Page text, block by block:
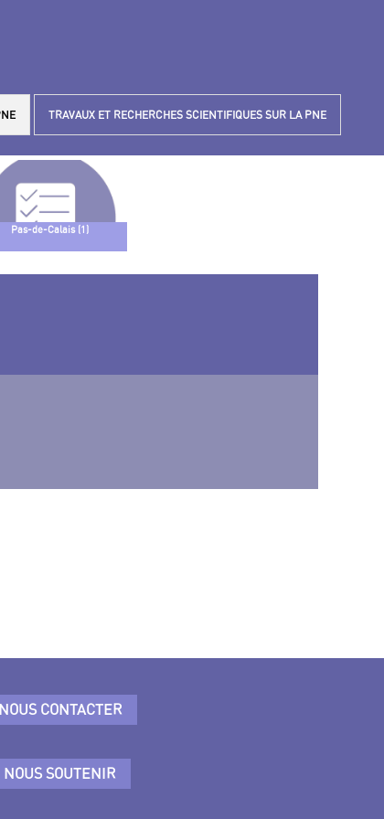
TRAVAUX ET RECHERCHES SCIENTIFIQUES SUR LA PNE
Pas-de-Calais (1)
NOUS CONTACTER
NOUS SOUTENIR